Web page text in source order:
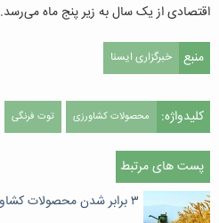
اقتصادی از یک سال به زیر پنج ماه می‌رسد.
منبع خبرگزاری ایسنا
کلیدواژه: محصولات کشاورزی توت فرنگی
پست های مرتبط
۳ برابر شدن محصولات کشاورزی جنوب استان کرمان